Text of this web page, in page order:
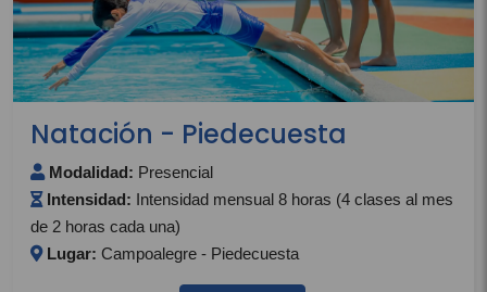
Natación - Piedecuesta
Modalidad: Presencial
Intensidad: Intensidad mensual 8 horas (4 clases al mes
de 2 horas cada una)
Lugar: Campoalegre - Piedecuesta